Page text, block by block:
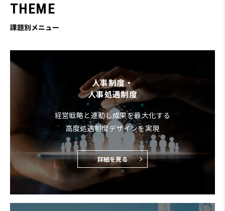
THEME
課題別メニュー
人事制度・
人事処遇制度
経営戦略と連動し成果を最大化する
高度処遇制度デザインを実現
詳細を見る